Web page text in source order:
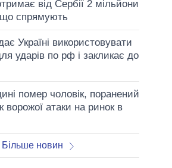
від Сербії 2 мільйони
спрямують
Україні використовувати
ударів по рф і закликає до
помер чоловік, поранений
ворожої атаки на ринок в
Більше новин